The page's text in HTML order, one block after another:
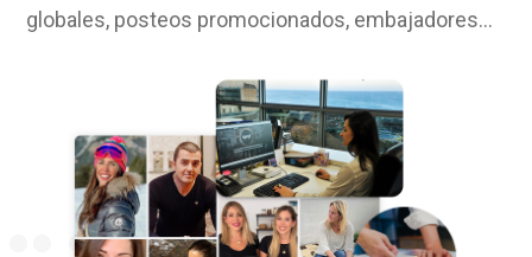
globales, posteos promocionados, embajadores…